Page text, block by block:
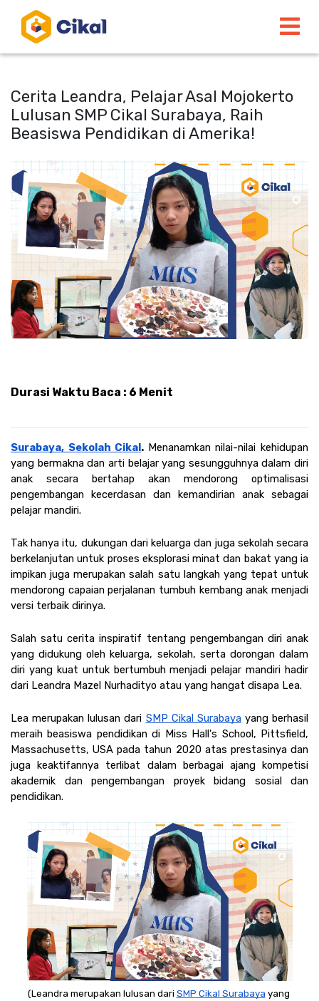
Cerita Leandra, Pelajar Asal Mojokerto
Lulusan SMP Cikal Surabaya, Raih
Beasiswa Pendidikan di Amerika!
Durasi Waktu Baca : 6 Menit
Surabaya, Sekolah Cikal. Menanamkan nilai-nilai kehidupan
yang bermakna dan arti belajar yang sesungguhnya dalam diri
anak secara bertahap akan mendorong optimalisasi
pengembangan kecerdasan dan kemandirian anak sebagai
pelajar mandiri.
Tak hanya itu, dukungan dari keluarga dan juga sekolah secara
berkelanjutan untuk proses eksplorasi minat dan bakat yang ia
impikan juga merupakan salah satu langkah yang tepat untuk
mendorong capaian perjalanan tumbuh kembang anak menjadi
versi terbaik dirinya.
Salah satu cerita inspiratif tentang pengembangan diri anak
yang didukung oleh keluarga, sekolah, serta dorongan dalam
diri yang kuat untuk bertumbuh menjadi pelajar mandiri hadir
dari Leandra Mazel Nurhadityo atau yang hangat disapa Lea.
Lea merupakan lulusan dari SMP Cikal Surabaya yang berhasil
meraih beasiswa pendidikan di Miss Hall's School, Pittsfield,
Massachusetts, USA pada tahun 2020 atas prestasinya dan
juga keaktifannya terlibat dalam berbagai ajang kompetisi
akademik dan pengembangan proyek bidang sosial dan
pendidikan.
(Leandra merupakan lulusan dari SMP Cikal Surabaya yang